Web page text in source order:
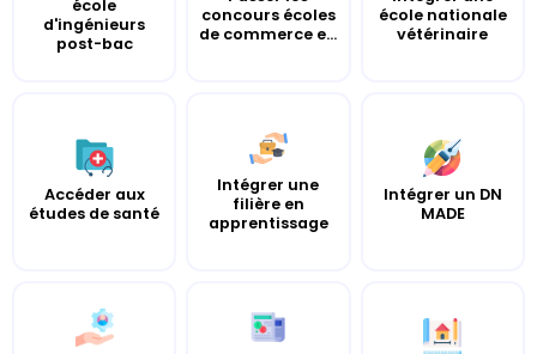
école
d'ingénieurs
post-bac
concours écoles
de commerce e...
école nationale
vétérinaire
Accéder aux
études de santé
Intégrer une
filière en
apprentissage
Intégrer un DN
MADE